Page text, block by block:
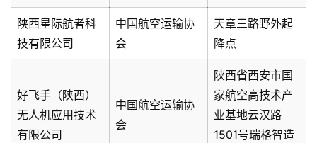
陕西星际航者科
技有限公司
中国航空运输协
会
天章三路野外起
降点
好飞手（陕西）
无人机应用技术
有限公司
中国航空运输协
会
陕西省西安市国
家航空高技术产
业基地云汉路
1501号瑞格智造